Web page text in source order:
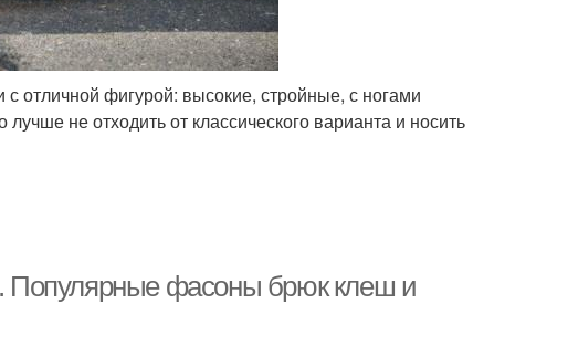
отличной фигурой: высокие, стройные, с ногами
не отходить от классического варианта и носить
Популярные фасоны брюк клеш и